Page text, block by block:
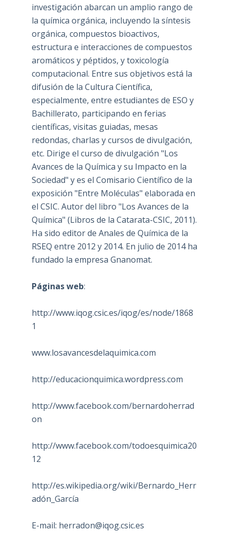
investigación abarcan un amplio rango de
la química orgánica, incluyendo la síntesis
orgánica, compuestos bioactivos,
estructura e interacciones de compuestos
aromáticos y péptidos, y toxicología
computacional. Entre sus objetivos está la
difusión de la Cultura Científica,
especialmente, entre estudiantes de ESO y
Bachillerato, participando en ferias
científicas, visitas guiadas, mesas
redondas, charlas y cursos de divulgación,
etc. Dirige el curso de divulgación "Los
Avances de la Química y su Impacto en la
Sociedad" y es el Comisario Científico de la
exposición "Entre Moléculas" elaborada en
el CSIC. Autor del libro "Los Avances de la
Química" (Libros de la Catarata-CSIC, 2011).
Ha sido editor de Anales de Química de la
RSEQ entre 2012 y 2014. En julio de 2014 ha
fundado la empresa Gnanomat.
Páginas web:
http://www.iqog.csic.es/iqog/es/node/1868
1
www.losavancesdelaquimica.com
http://educacionquimica.wordpress.com
http://www.facebook.com/bernardoherrad
on
http://www.facebook.com/todoesquimica20
12
http://es.wikipedia.org/wiki/Bernardo_Herr
adón_García
E-mail: herradon@iqog.csic.es